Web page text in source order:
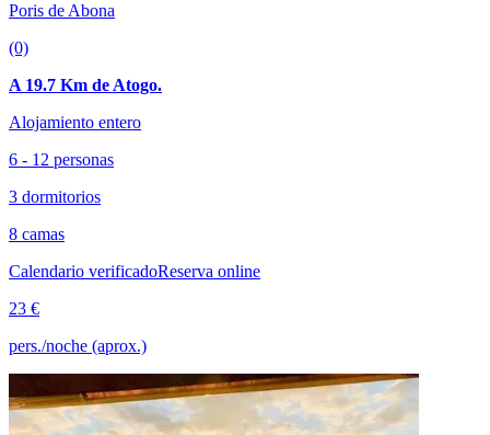
Poris de Abona
(0)
A 19.7 Km de Atogo.
Alojamiento entero
6 - 12 personas
3 dormitorios
8 camas
Calendario verificadoReserva online
23 €
pers./noche (aprox.)